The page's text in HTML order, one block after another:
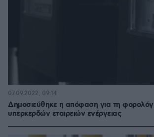
Δημοσιεύθηκε η απόφαση για τη
υπερκερδών εταιρειών ενέργειας
07.09.2022, 09:14